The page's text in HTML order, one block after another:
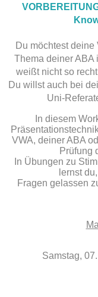
Du möchtest
Thema deiner ABA
weißt nicht so
Du willst auch bei
Uni-
In diesem
VWA, deiner ABA
Prüfung
In Übungen zu
lernst
Fragen gelassen
Samstag,